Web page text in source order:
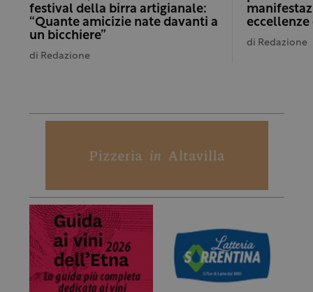
festival della birra artigianale:
“Quante amicizie nate davanti a
un bicchiere”
di Redazione
di Redazione